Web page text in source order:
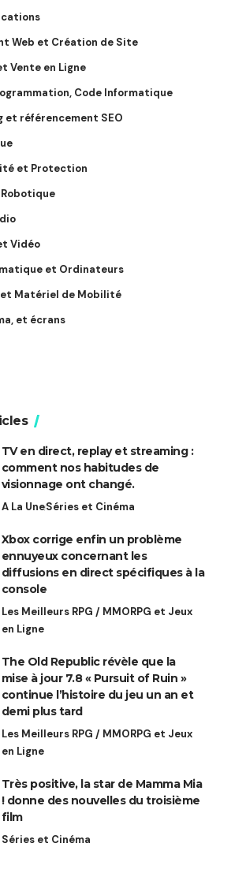
Web et Création de Site
Vente en Ligne
Code Informatique
et référencement SEO
et Protection
Vidéo
et Ordinateurs
Matériel de Mobilité
et écrans
TV en direct, replay et streaming :
comment nos habitudes de
visionnage ont changé.
A La UneSéries et Cinéma
Xbox corrige enfin un problème
ennuyeux concernant les
diffusions en direct spécifiques à la
console
Les Meilleurs RPG / MMORPG et Jeux
en Ligne
The Old Republic révèle que la
mise à jour 7.8 « Pursuit of Ruin »
continue l’histoire du jeu un an et
demi plus tard
Les Meilleurs RPG / MMORPG et Jeux
en Ligne
Très positive, la star de Mamma Mia
! donne des nouvelles du troisième
film
Séries et Cinéma